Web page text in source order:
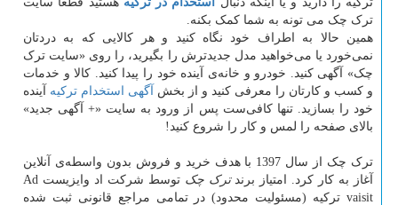
ترک چک می تونه به شما کمک بکنه.
همین حالا به اطراف خود نگاه کنید و هر کالایی که به دردتان
نمی‌خورد یا می‌خواهید مدل جدیدترش را بگیرید، را روی «سایت ترک
چک» آگهی کنید. خودرو و خانه‌ی آینده خود را پیدا کنید. کالا و خدمات
و کسب و کارتان را معرفی کنید و از بخش آگهی استخدام ترکیه آینده
خود را بسازید. تنها کافی‌ست پس از ورود به سایت «+ آگهی جدید»
بالای صفحه را لمس و کار را شروع کنید!
ترک چک از سال 1397 با هدف خرید و فروش بدون واسطه‌ی آنلاین
آغاز به کار کرد. امتیاز برندترک چک
توسط شرکت اد وایزیست Ad
vaisit ترکیه (مسئولیت محدود) در تمامی مراجع قانونی ثبت شده